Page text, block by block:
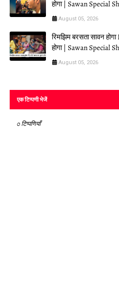
होगा | Sawan Special
August 05, 2026
रिमझिम बरसता सावन
होगा | Sawan Special
August 05, 2026
एक टिप्पणी भेजें
0 टिप्पणियाँ